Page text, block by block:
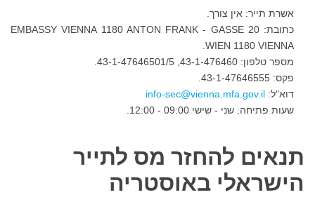
אשרת תייר: אין צורך.
כתובת: EMBASSY VIENNA 1180 ANTON FRANK - GASSE 20
WIEN 1180 VIENNA.
מספר טלפון: 43-1-476460, 43-1-47646501/5.
פקס: 43-1-47646555.
דוא"ל:
שעות פתיחה: שני - שישי 09:00 - 12:00.
תנאים להחזר מס לתייר
הישראלי באוסטריה